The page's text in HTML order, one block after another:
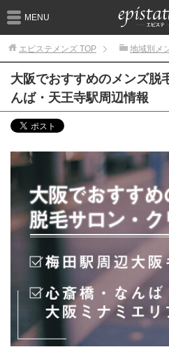
MENU
エピステメンズ TOP 地域別メ
大阪でおすすめのメンズ脱
んば・天王寺駅周辺情報